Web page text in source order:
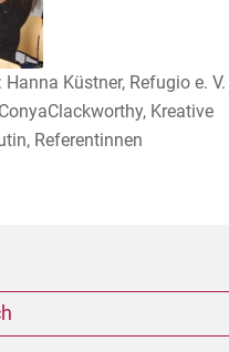
Küstner, Refugio e. V.
Kreative
Referentinnen